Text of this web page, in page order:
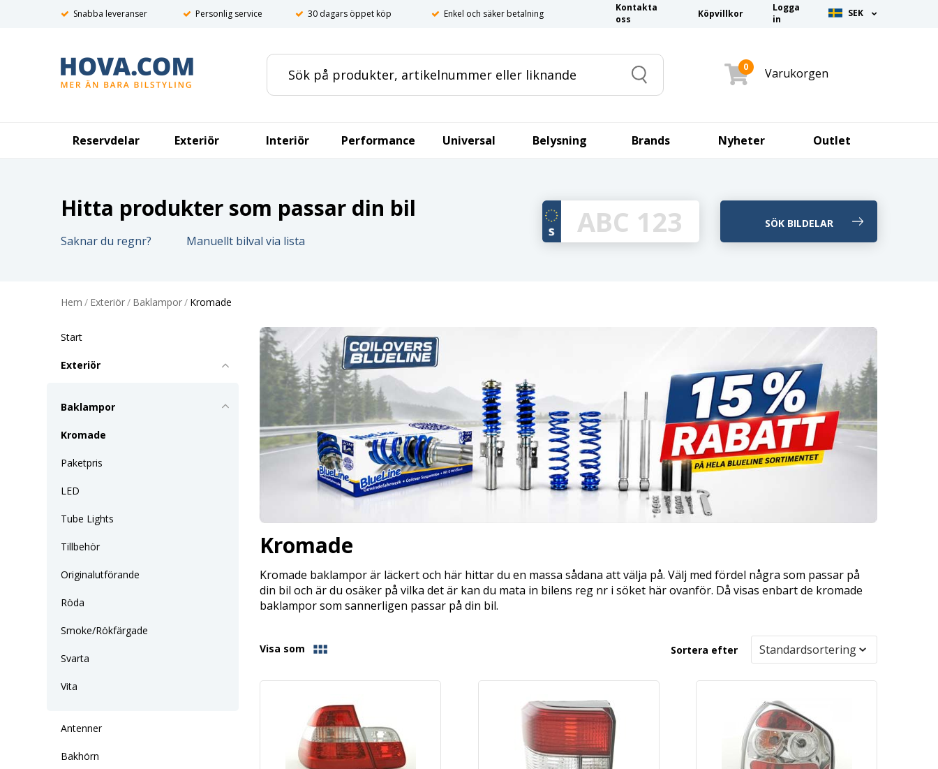
Snabba leveranser Personlig service 30 dagars öppet köp Enkel och säker betalning
Kontakta
oss
Köpvillkor
Logga
in
SEK
Search
0 Varukorgen
Reservdelar Exteriör Interiör Performance Universal Belysning Brands Nyheter Outlet
Hitta produkter som passar din bil
Saknar du regnr? Manuellt bilval via lista
Hem / Exteriör/ Baklampor/ Kromade
Start
Exteriör
Baklampor
Kromade
Paketpris
LED
Tube Lights
Tillbehör
Originalutförande
Röda
Smoke/Rökfärgade
Svarta
Vita
Antenner
Bakhörn
Kromade
Kromade baklampor är läckert och här hittar du en massa sådana att välja på. Välj med fördel några som passar på
din bil och är du osäker på vilka det är kan du mata in bilens reg nr i söket här ovanför. Då visas enbart de kromade
baklampor som sannerligen passar på din bil.
Visa som Sortera efter